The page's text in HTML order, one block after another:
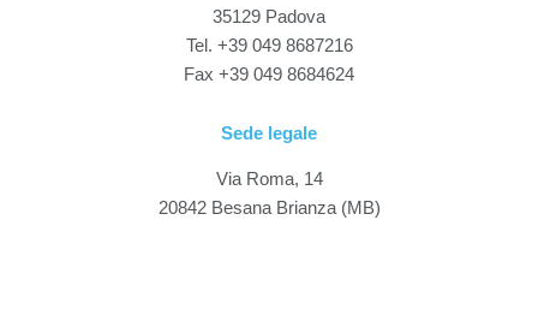
35129 Padova
Tel. +39 049 8687216
Fax +39 049 8684624
Sede legale
Via Roma, 14
20842 Besana Brianza (MB)